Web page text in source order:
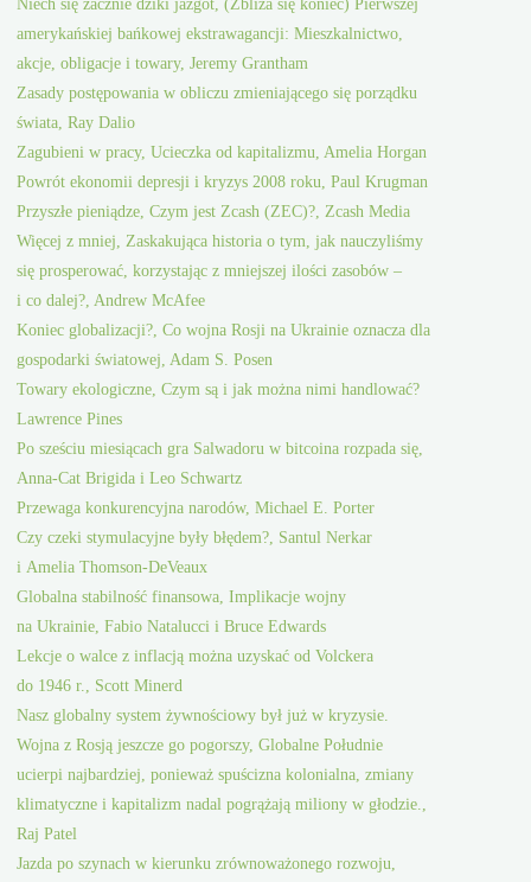
Niech się zacznie dziki jazgot, (Zbliża się koniec) Pierwszej
amerykańskiej bańkowej ekstrawagancji: Mieszkalnictwo,
akcje, obligacje i towary, Jeremy Grantham
Zasady postępowania w obliczu zmieniającego się porządku
świata, Ray Dalio
Zagubieni w pracy, Ucieczka od kapitalizmu, Amelia Horgan
Powrót ekonomii depresji i kryzys 2008 roku, Paul Krugman
Przyszłe pieniądze, Czym jest Zcash (ZEC)?, Zcash Media
Więcej z mniej, Zaskakująca historia o tym, jak nauczyliśmy
się prosperować, korzystając z mniejszej ilości zasobów –
i co dalej?, Andrew McAfee
Koniec globalizacji?, Co wojna Rosji na Ukrainie oznacza dla
gospodarki światowej, Adam S. Posen
Towary ekologiczne, Czym są i jak można nimi handlować?
Lawrence Pines
Po sześciu miesiącach gra Salwadoru w bitcoina rozpada się,
Anna-Cat Brigida i Leo Schwartz
Przewaga konkurencyjna narodów, Michael E. Porter
Czy czeki stymulacyjne były błędem?, Santul Nerkar
i Amelia Thomson-DeVeaux
Globalna stabilność finansowa, Implikacje wojny
na Ukrainie, Fabio Natalucci i Bruce Edwards
Lekcje o walce z inflacją można uzyskać od Volckera
do 1946 r., Scott Minerd
Nasz globalny system żywnościowy był już w kryzysie.
Wojna z Rosją jeszcze go pogorszy, Globalne Południe
ucierpi najbardziej, ponieważ spuścizna kolonialna, zmiany
klimatyczne i kapitalizm nadal pogrążają miliony w głodzie.,
Raj Patel
Jazda po szynach w kierunku zrównoważonego rozwoju,